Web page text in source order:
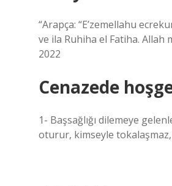
“Arapça: “E’zemellahu
ve ila Ruhiha el Fatiha. Allah
2022
Cenazede
1- Başsağlığı dilemeye
oturur, kimseyle tokalaşmaz,